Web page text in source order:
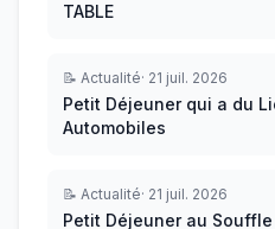
TABLE
📝 Actualité· 21 juil. 2026
Petit Déjeuner qui a du
Automobiles
📝 Actualité· 21 juil. 2026
Petit Déjeuner au